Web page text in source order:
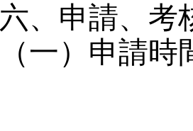
六、申請、考
（一）申請時